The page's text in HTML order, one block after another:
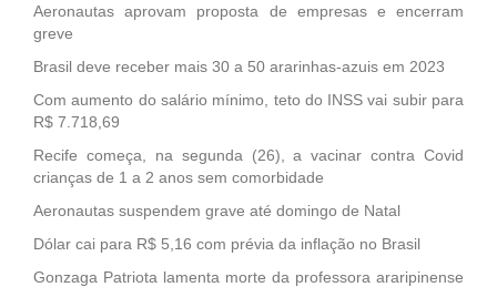
Aeronautas aprovam proposta de empresas e encerram
greve
Brasil deve receber mais 30 a 50 ararinhas-azuis em 2023
Com aumento do salário mínimo, teto do INSS vai subir para
R$ 7.718,69
Recife começa, na segunda (26), a vacinar contra Covid
crianças de 1 a 2 anos sem comorbidade
Aeronautas suspendem grave até domingo de Natal
Dólar cai para R$ 5,16 com prévia da inflação no Brasil
Gonzaga Patriota lamenta morte da professora araripinense